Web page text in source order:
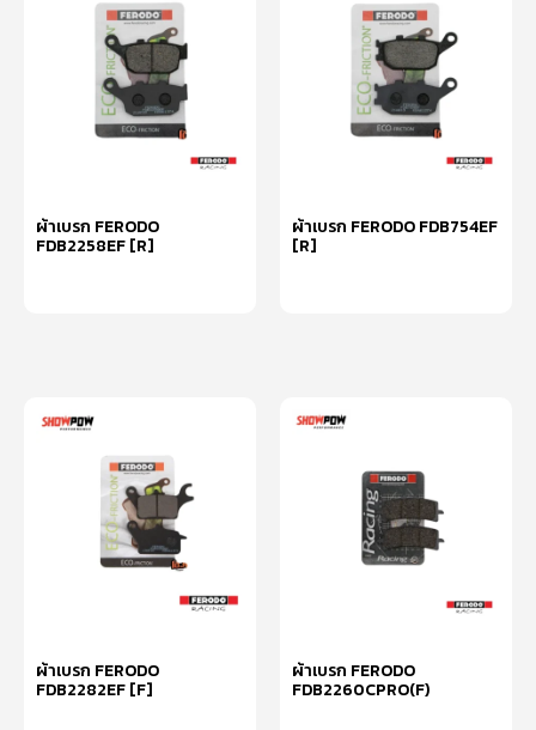
ผ้าเบรก FERODO
FDB2258EF [R]
ผ้าเบรก FERODO FDB754EF
[R]
ผ้าเบรก FERODO
FDB2282EF [F]
ผ้าเบรก FERODO
FDB2260CPRO(F)